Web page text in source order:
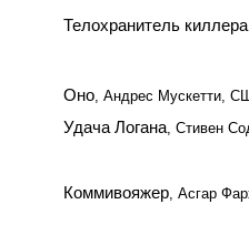
Телохранитель киллера
Оно, Андрес Мускетти,
Удача Логана, Стивен
Коммивояжер, Асгар